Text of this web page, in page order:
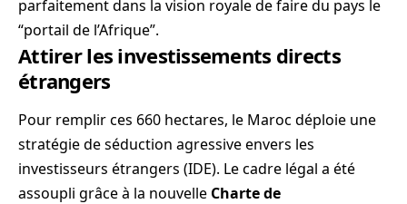
parfaitement dans la vision royale de faire du pays le
“portail de l’Afrique”.
Attirer les investissements directs
étrangers
Pour remplir ces 660 hectares, le Maroc déploie une
stratégie de séduction agressive envers les
investisseurs étrangers (IDE). Le cadre légal a été
assoupli grâce à la nouvelle Charte de